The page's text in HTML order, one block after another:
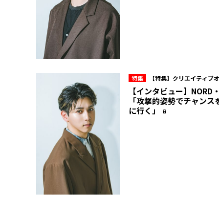
特集
【特集】クリエイティブ
ュー所属・NORD 10周年の現在
【インタビュー】NORD
「攻撃的姿勢でチャンス
に行く」